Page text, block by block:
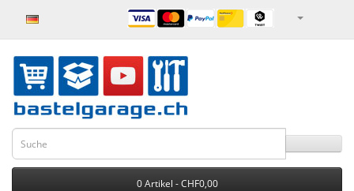
0 Artikel - CHF0,00